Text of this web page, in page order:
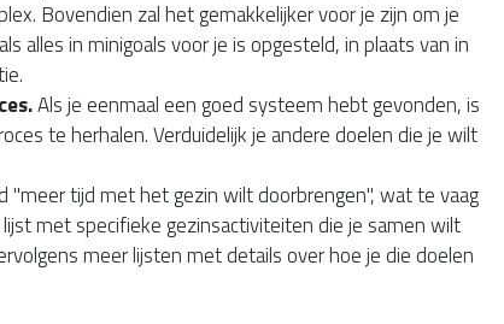
Bovendien zal het gemakkelijker voor je zijn om je
alles in minigoals voor je is opgesteld, in plaats van in
Als je eenmaal een goed systeem hebt gevonden, is
te herhalen. Verduidelijk je andere doelen die je wilt
"meer tijd met het gezin wilt doorbrengen", wat te vaag
met specifieke gezinsactiviteiten die je samen wilt
meer lijsten met details over hoe je die doelen